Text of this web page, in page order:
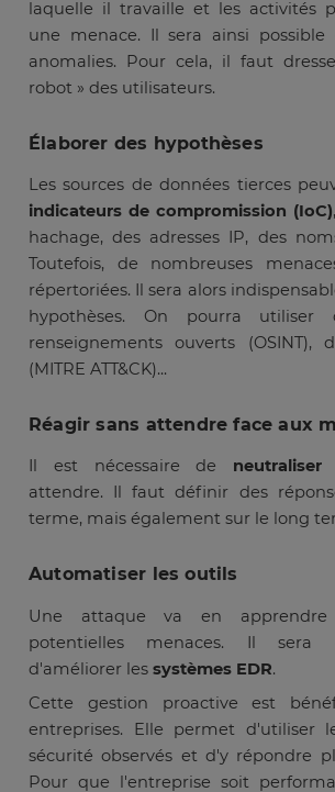
laquelle il travaille et les activités
une menace. Il sera ainsi
anomalies. Pour cela, il faut
robot » des utilisateurs.
Élaborer des hypothèses
Les sources de données tierces
indicateurs de compromission (IoC)
hachage, des adresses IP, des
Toutefois, de nombreuses
répertoriées. Il sera alors
hypothèses. On pourra
renseignements ouverts (OSINT),
(MITRE ATT&CK)...
Réagir sans attendre face aux
Il est nécessaire de neutraliser
attendre. Il faut définir des
terme, mais également sur le long
Automatiser les outils
Une attaque va en
potentielles menaces. Il sera
d'améliorer les systèmes EDR.
Cette gestion proactive est
entreprises. Elle permet d'utiliser
sécurité observés et d'y répondre
Pour que l'entreprise soit